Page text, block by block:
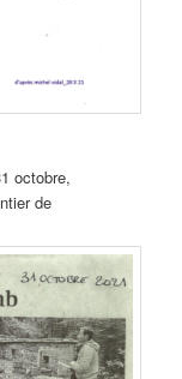
octobre,
de